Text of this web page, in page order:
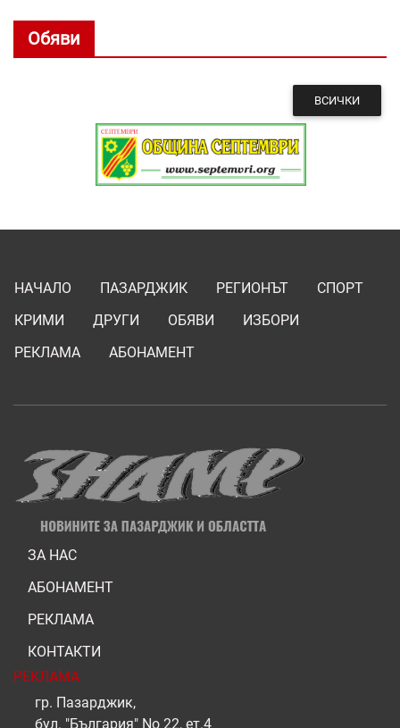
Обяви
ВСИЧКИ
НАЧАЛО ПАЗАРДЖИК РЕГИОНЪТ
СПОРТ
КРИМИ
ДРУГИ ОБЯВИ
ИЗБОРИ
РЕКЛАМА
АБОНАМЕНТ
ЗА НАС
АБОНАМЕНТ
РЕКЛАМА
КОНТАКТИ
РЕКЛАМА
гр. Пазарджик,
бул. "България" No 22, ет.4